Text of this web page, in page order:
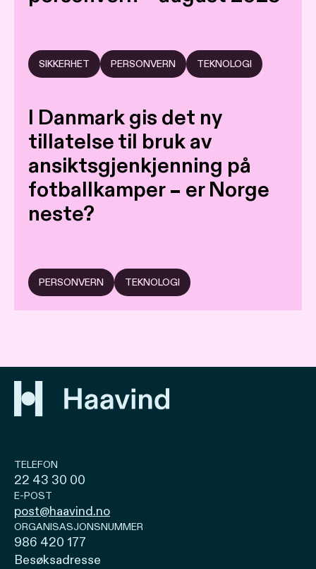
SIKKERHET PERSONVERN TEKNOLOGI
I Danmark gis det ny
tillatelse til bruk av
ansiktsgjenkjenning på
fotballkamper – er Norge
neste?
PERSONVERN TEKNOLOGI
TELEFON
22 43 30 00
E-POST
post@haavind.no
ORGANISASJONSNUMMER
986 420 177
Besøksadresse